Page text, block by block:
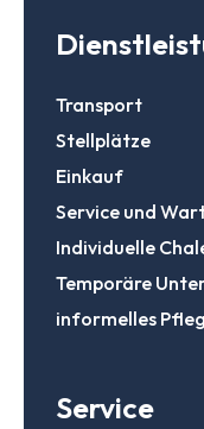
Transport
Stellplätze
Einkauf
Service und
Individuelle
Temporäre
informelles
Service